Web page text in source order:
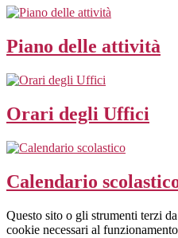
Piano delle attività
Orari degli Uffici
Calendario
Questo sito o gli strumenti terzi
cookie necessari al